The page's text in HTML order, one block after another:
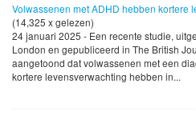
Volwassenen met ADHD hebben kortere
(14,325 x gelezen)
24 januari 2025 - Een recente studie,
London en gepubliceerd in The British
aangetoond dat volwassenen met een
kortere levensverwachting hebben in...